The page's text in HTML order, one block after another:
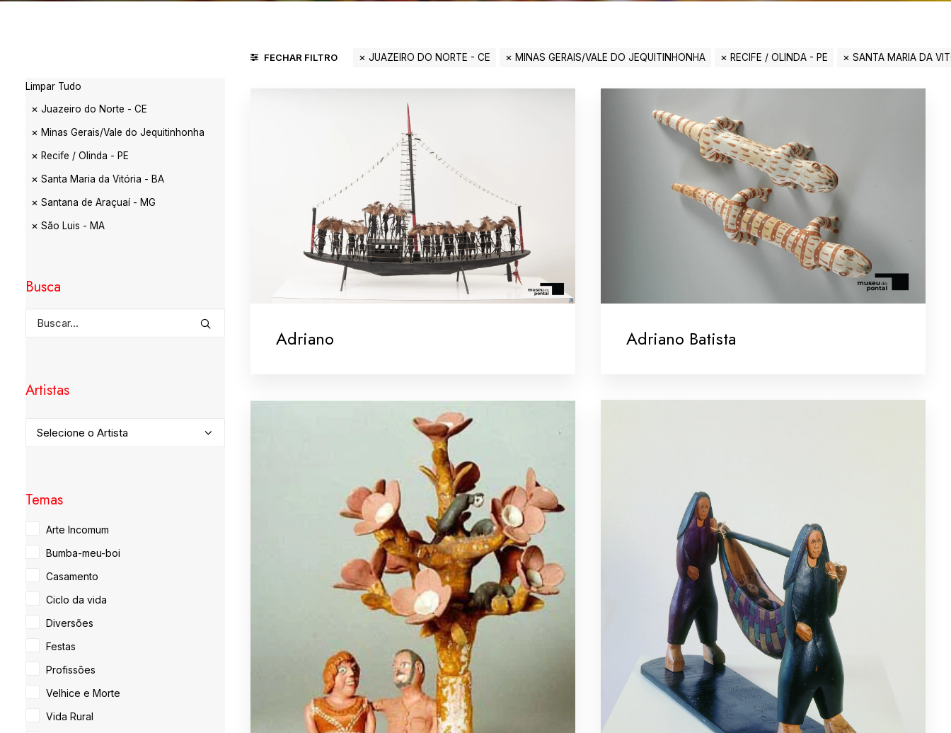
Limpar Tudo
Juazeiro do Norte - CE
Minas Gerais/Vale do Jequitinhonha
Recife / Olinda - PE
Santa Maria da Vitória - BA
Santana de Araçuaí - MG
São Luis - MA
Busca
Artistas
Temas
Arte Incomum
Bumba-meu-boi
Casamento
Ciclo da vida
Diversões
Festas
Profissões
Velhice e Morte
Vida Rural
FECHAR FILTRO JUAZEIRO DO NORTE - CE MINAS GERAIS/VALE DO JEQUITINHONHA RECIFE / OLINDA - PE SANTA MARIA DA
Adriano Adriano Batista